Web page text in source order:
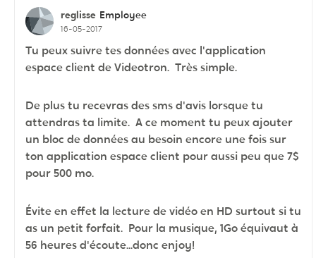
reglisse Employee
16-05-2017
Tu peux suivre tes données avec l'application
espace client de Videotron. Très simple.
De plus tu recevras des sms d'avis lorsque tu
attendras ta limite. A ce moment tu peux ajouter
un bloc de données au besoin encore une fois sur
ton application espace client pour aussi peu que 7$
pour 500 mo.
Évite en effet la lecture de vidéo en HD surtout si tu
as un petit forfait. Pour la musique, 1Go équivaut à
56 heures d'écoute...donc enjoy!